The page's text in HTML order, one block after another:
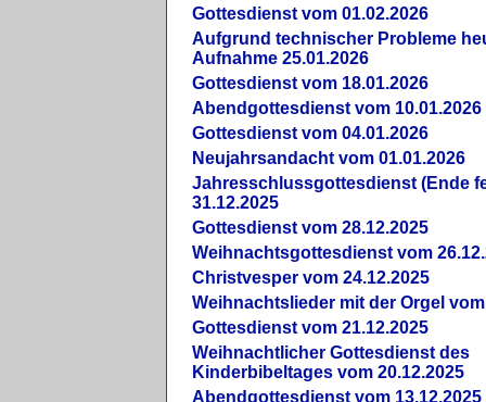
Gottesdienst vom 01.02.2026
Aufgrund technischer Probleme
Aufnahme 25.01.2026
Gottesdienst vom 18.01.2026
Abendgottesdienst vom 10.01.2026
Gottesdienst vom 04.01.2026
Neujahrsandacht vom 01.01.2026
Jahresschlussgottesdienst (Ende
31.12.2025
Gottesdienst vom 28.12.2025
Weihnachtsgottesdienst vom
Christvesper vom 24.12.2025
Weihnachtslieder mit der Orgel vom
Gottesdienst vom 21.12.2025
Weihnachtlicher Gottesdienst des
Kinderbibeltages vom 20.12.2025
Abendgottesdienst vom 13.12.2025